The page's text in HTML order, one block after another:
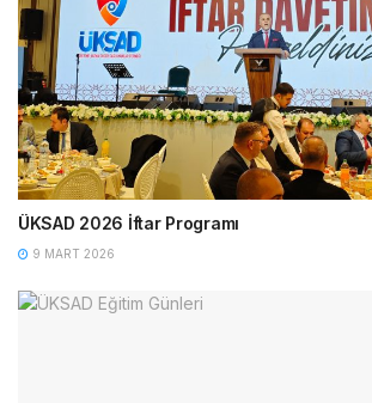
ÜKSAD 2026 İftar Programı
9 MART 2026